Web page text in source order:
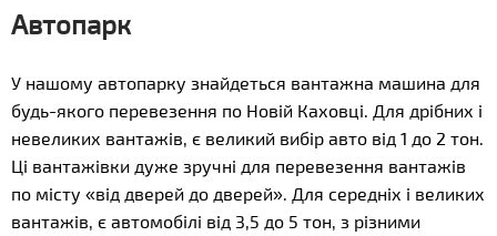
Автопарк
У нашому автопарку знайдеться вантажна машина для
будь-якого перевезення по Новій Каховці. Для дрібних і
невеликих вантажів, є великий вибір авто від 1 до 2 тон.
Ці вантажівки дуже зручні для перевезення вантажів
по місту «від дверей до дверей». Для середніх і великих
вантажів, є автомобілі від 3,5 до 5 тон, з різними